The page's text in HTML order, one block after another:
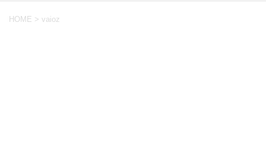
HOME > vaioz